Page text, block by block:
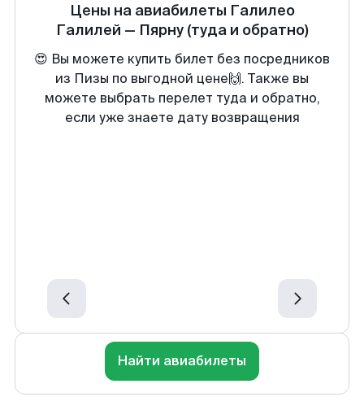
Цены на авиабилеты Галилео
Галилей — Пярну (туда и обратно)
😍 Вы можете купить билет без посредников
из Пизы по выгодной цене🙌. Также вы
можете выбрать перелет туда и обратно,
если уже знаете дату возвращения
Найти авиабилеты